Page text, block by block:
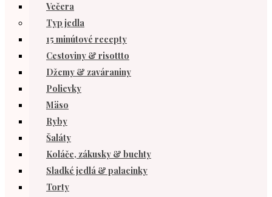
Večera
Typ jedla
15 minútové recepty
Cestoviny & risottto
Džemy & zaváraniny
Polievky
Mäso
Ryby
Šaláty
Koláče, zákusky & buchty
Sladké jedlá & palacinky
Torty